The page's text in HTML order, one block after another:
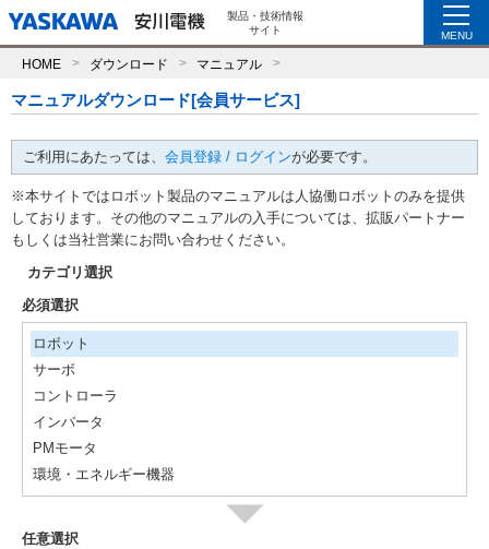
製品・技術情報
サイト
MENU
HOME ダウンロード マニュアル
マニュアルダウンロード[会員サービス]
ご利用にあたっては、 会員登録 / ログインが必要です。
※本サイトではロボット製品のマニュアルは人協働ロボットのみを提供
しております。その他のマニュアルの入手については、拡販パートナー
もしくは当社営業にお問い合わせください。
カテゴリ選択
必須選択
ロボット
サーボ
コントローラ
インバータ
PMモータ
環境・エネルギー機器
任意選択